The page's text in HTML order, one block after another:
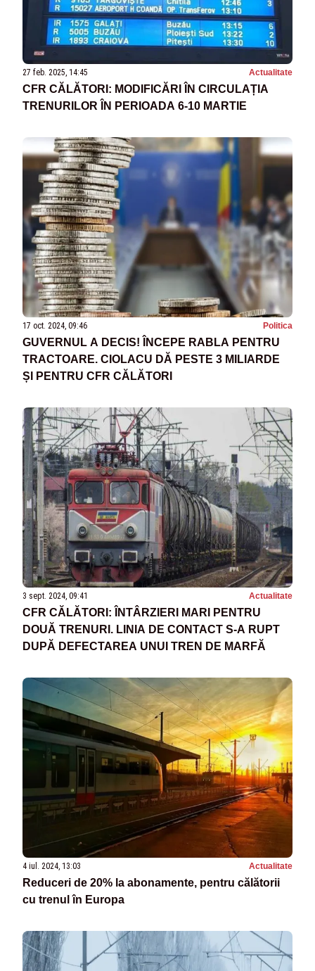
27 feb. 2025, 14:45 Actualitate
CFR CĂLĂTORI: MODIFICĂRI ÎN CIRCULAȚIA
TRENURILOR ÎN PERIOADA 6-10 MARTIE
17 oct. 2024, 09:46 Politica
GUVERNUL A DECIS! ÎNCEPE RABLA PENTRU
TRACTOARE. CIOLACU DĂ PESTE 3 MILIARDE
ȘI PENTRU CFR CĂLĂTORI
3 sept. 2024, 09:41 Actualitate
CFR CĂLĂTORI: ÎNTÂRZIERI MARI PENTRU
DOUĂ TRENURI. LINIA DE CONTACT S-A RUPT
DUPĂ DEFECTAREA UNUI TREN DE MARFĂ
4 iul. 2024, 13:03 Actualitate
Reduceri de 20% la abonamente, pentru călătorii
cu trenul în Europa